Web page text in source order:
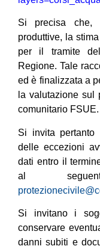
Si precisa che,
produttive, la
per il tramite
Regione. Tale
ed è finalizzata a
la valutazione sul
comunitario FSUE.
Si invita
delle eccezioni
dati entro il
al
Si invitano i
conservare
danni subiti e